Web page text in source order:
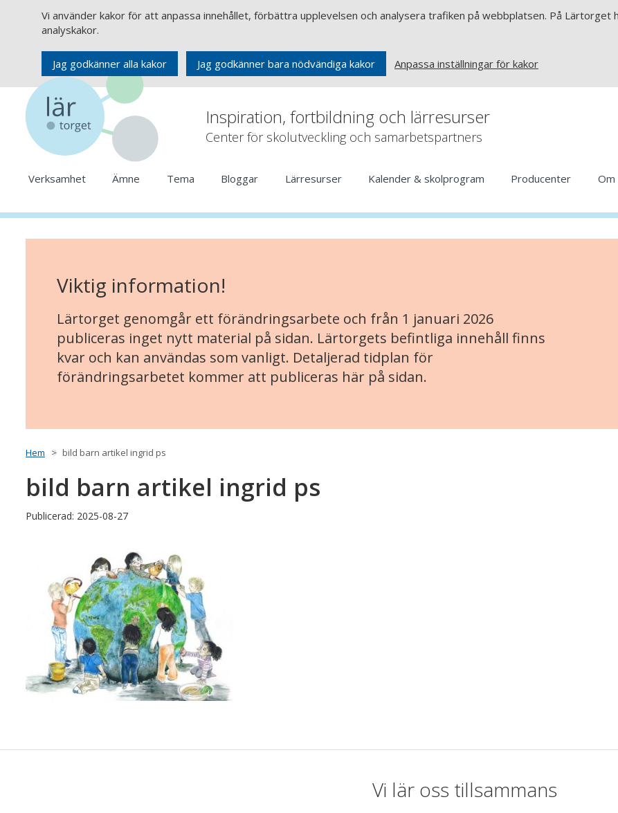
Vi använder kakor för att anpassa innehållet, förbättra upplevelsen och analysera trafiken på webbplatsen. På Lärtorget
analyskakor.
Jag godkänner alla kakor Jag godkänner bara nödvändiga kakor Anpassa inställningar för kakor
Inspiration, fortbildning och lärresurser
Center för skolutveckling och samarbetspartners
Verksamhet Ämne Tema Bloggar Lärresurser Kalender & skolprogram Producenter Om
Viktig information!
Lärtorget genomgår ett förändringsarbete och från 1 januari 2026
publiceras inget nytt material på sidan. Lärtorgets befintliga innehåll finns
kvar och kan användas som vanligt. Detaljerad tidplan för
förändringsarbetet kommer att publiceras här på sidan.
Hem bild barn artikel ingrid ps
bild barn artikel ingrid ps
Publicerad: 2025-08-27
Vi lär oss tillsammans